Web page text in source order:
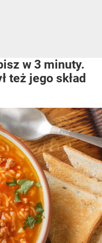
w 3 minuty.
też jego skład